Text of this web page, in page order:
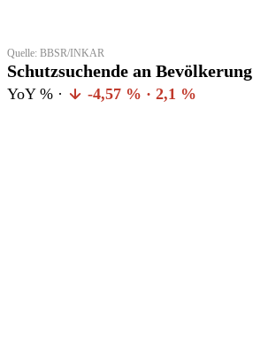
Quelle: BBSR/INKAR
Schutzsuchende an Bevölkerung
YoY % · -4,57 % · 2,1 %